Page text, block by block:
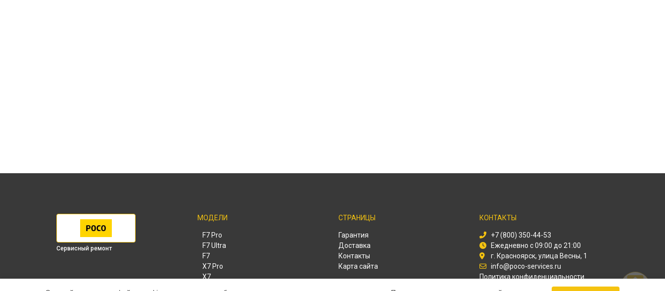
Сервисный ремонт
МОДЕЛИ
F7 Pro
F7 Ultra
F7
X7 Pro
X7
СТРАНИЦЫ
Гарантия
Доставка
Контакты
Карта сайта
КОНТАКТЫ
+7 (800) 350-44-53
Ежедневно с 09:00 до 21:00
г. Красноярск, улица Весны, 1
info@poco-services.ru
Политика конфиденциальности